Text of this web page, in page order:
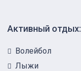
Активный отдых:
Волейбол
Лыжи